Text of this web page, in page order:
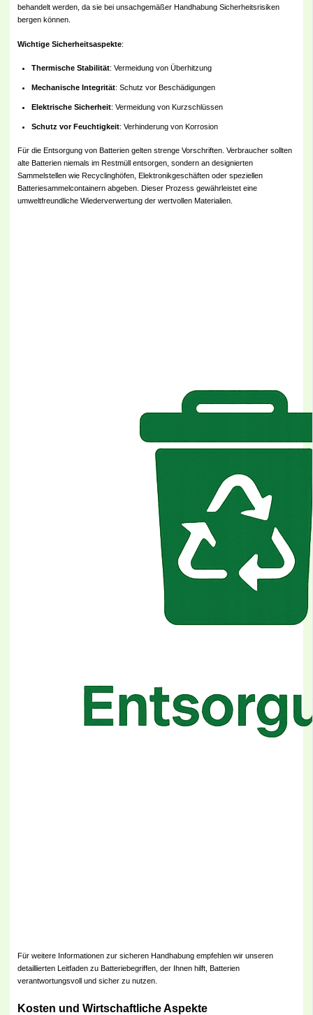
behandelt werden, da sie bei unsachgemäßer Handhabung Sicherheitsrisiken
bergen können.
Wichtige Sicherheitsaspekte:
Thermische Stabilität: Vermeidung von Überhitzung
Mechanische Integrität: Schutz vor Beschädigungen
Elektrische Sicherheit: Vermeidung von Kurzschlüssen
Schutz vor Feuchtigkeit: Verhinderung von Korrosion
Für die Entsorgung von Batterien gelten strenge Vorschriften. Verbraucher sollten
alte Batterien niemals im Restmüll entsorgen, sondern an designierten
Sammelstellen wie Recyclinghöfen, Elektronikgeschäften oder speziellen
Batteriesammelcontainern abgeben. Dieser Prozess gewährleistet eine
umweltfreundliche Wiederverwertung der wertvollen Materialien.
Für weitere Informationen zur sicheren Handhabung empfehlen wir unseren
detaillierten Leitfaden zu Batteriebegriffen, der Ihnen hilft, Batterien
verantwortungsvoll und sicher zu nutzen.
Kosten und Wirtschaftliche Aspekte